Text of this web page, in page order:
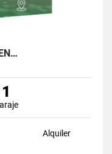
1
Alquiler